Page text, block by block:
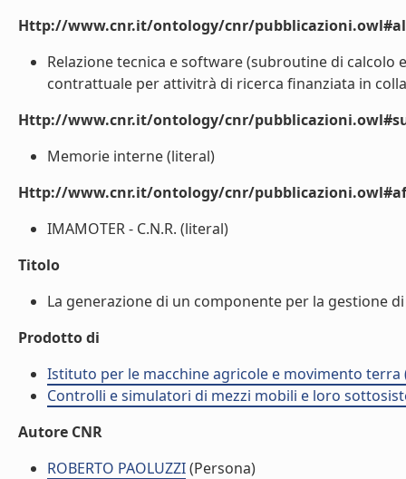
Http://www.cnr.it/ontology/cnr/
Relazione tecnica e software (subroutine di
contrattuale per attivitrà di ricerca finanziata in
Http://www.cnr.it/ontology/cnr/
Memorie interne (literal)
Http://www.cnr.it/ontology/cnr/
IMAMOTER - C.N.R. (literal)
Titolo
La generazione di un componente per la gestione
Prodotto di
Istituto per le macchine agricole e movimento terra
Controlli e simulatori di mezzi mobili e loro
Autore CNR
ROBERTO PAOLUZZI(Persona)